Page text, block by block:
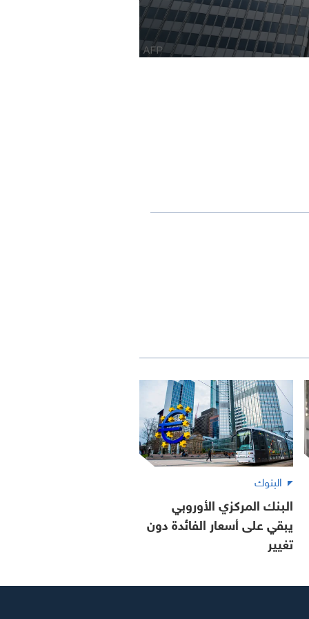
البنوك
البنك المركزي الأوروبي
يبقي على أسعار الفائدة دون
تغيير